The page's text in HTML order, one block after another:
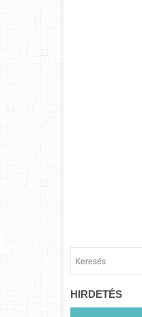
HIRDETÉS